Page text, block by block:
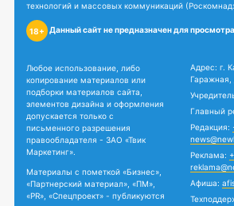
технологий и массовых коммуникаций
18+ Данный сайт не предназначен для
Любое использование, либо
копирование материалов или
подборки материалов сайта,
элементов дизайна и оформления
допускается только с
письменного разрешения
правообладателя - ЗАО «Твик
Маркетинг».
Материалы с пометкой «Бизнес»,
«Партнерский материал», «ПМ»,
«PR», «Спецпроект» - публикуются
Адрес: г.
Гаражная,
Главный
Редакция:
Реклама:
Афиша: